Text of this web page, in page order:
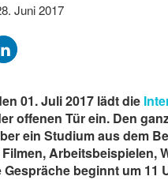
Juni 2017
01. Juli 2017 lädt die
offenen Tür ein. Den
ein Studium aus dem
Arbeitsbeispielen,
beginnt um 11